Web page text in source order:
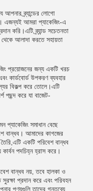
আপনার ব্র্যান্ডের লোগো
এজন্যই আমরা প্যাকেজিং-এ
করি।এটি ব্র্যান্ড সচেতনতা
আলাদা করতে সহায়তা
প্রয়োজনের জন্য একটি খরচ
কার্ডবোর্ড উপকরণ ব্যবহার
বিকল্প করে তোলে।এটি
পছন্দ করে যা বাজেট-
প্যাকেজিং সমাধান বেছে
বান্ধব। আমাদের কাগজের
একটি পরিবেশ বান্ধব
পদচিহ্ন হ্রাস করে।
বান্ধব নয়, তবে হালকা ও
সুরক্ষা প্রদান করে এবং পরিবহন
পণ্যগুলি তাদের গন্তব্যে